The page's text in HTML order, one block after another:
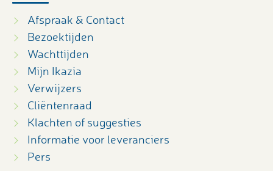
Afspraak & Contact
Bezoektijden
Wachttijden
Mijn Ikazia
Verwijzers
Cliëntenraad
Klachten of suggesties
Informatie voor leveranciers
Pers